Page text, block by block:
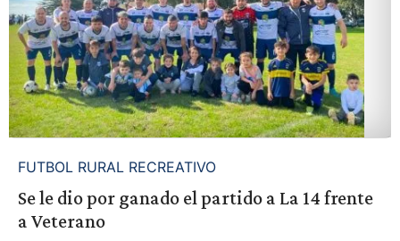
FUTBOL RURAL RECREATIVO
Se le dio por ganado el partido a La 14 frente
a Veterano